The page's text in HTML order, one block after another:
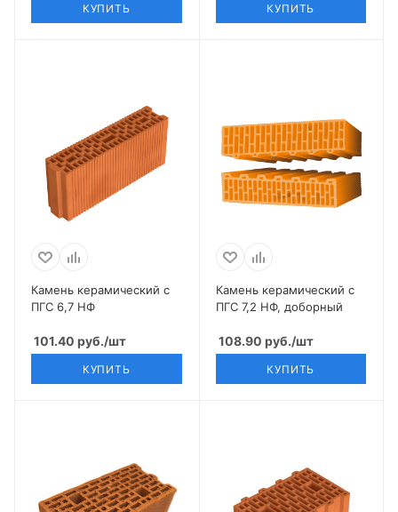
КУПИТЬ КУПИТЬ
Камень керамический с
ПГС 6,7 НФ
101.40 руб./шт
КУПИТЬ
Камень керамический с
ПГС 7,2 НФ, доборный
108.90 руб./шт
КУПИТЬ